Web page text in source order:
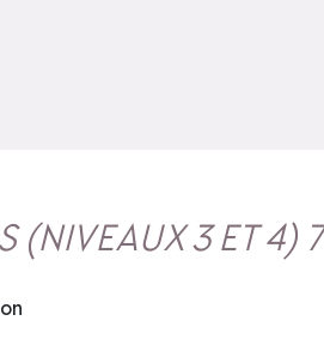
(NIVEAUX 3 ET 4)